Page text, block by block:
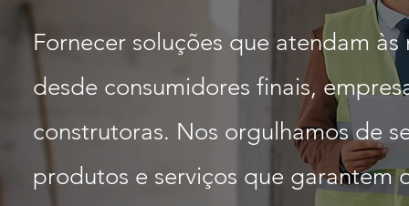
Fornecer soluções que atendam
desde consumidores finais,
construtoras. Nos orgulhamos de
produtos e serviços que garantem